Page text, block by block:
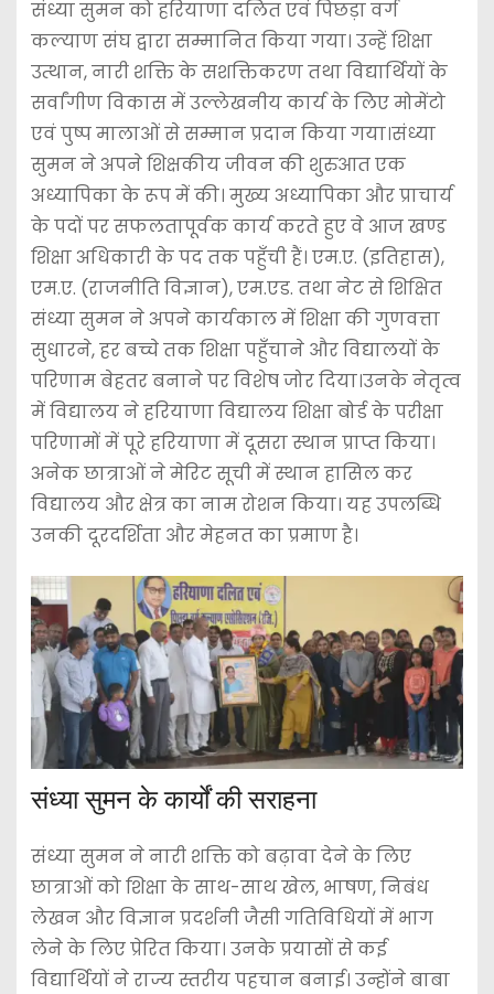
संध्या सुमन कोहरियाणा दलित एवं पिछड़ा वर्ग
कल्याण संघद्वारा सम्मानित किया गया। उन्हें शिक्षा
उत्थान, नारी शक्ति के सशक्तिकरण तथा विद्यार्थियों के
सर्वांगीण विकास में उल्लेखनीय कार्य के लिए मोमेंटो
एवं पुष्प मालाओं से सम्मान प्रदान किया गया।संध्या
सुमन ने अपने शिक्षकीय जीवन की शुरुआत एक
अध्यापिका के रूप में की। मुख्य अध्यापिका और प्राचार्य
के पदों पर सफलतापूर्वक कार्य करते हुए वे आज खण्ड
शिक्षा अधिकारी के पद तक पहुँची हैं। एम.ए. (इतिहास),
एम.ए. (राजनीति विज्ञान), एम.एड. तथा नेट से शिक्षित
संध्या सुमन ने अपने कार्यकाल में शिक्षा की गुणवत्ता
सुधारने, हर बच्चे तक शिक्षा पहुँचाने और विद्यालयों के
परिणाम बेहतर बनाने पर विशेष जोर दिया।उनके नेतृत्व
में विद्यालय नेहरियाणा विद्यालय शिक्षा बोर्डके परीक्षा
परिणामों में पूरे हरियाणा में दूसरा स्थान प्राप्त किया।
अनेक छात्राओं ने मेरिट सूची में स्थान हासिल कर
विद्यालय और क्षेत्र का नाम रोशन किया। यह उपलब्धि
उनकी दूरदर्शिता और मेहनत का प्रमाण है।
संध्या सुमन के कार्यों की सराहना
संध्या सुमन ने नारी शक्ति को बढ़ावा देने के लिए
छात्राओं को शिक्षा के साथ-साथ खेल, भाषण, निबंध
लेखन और विज्ञान प्रदर्शनी जैसी गतिविधियों में भाग
लेने के लिए प्रेरित किया। उनके प्रयासों से कई
विद्यार्थियों ने राज्य स्तरीय पहचान बनाई। उन्होंने बाबा